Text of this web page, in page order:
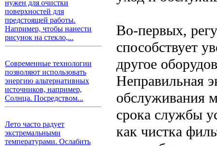
нужен для очистки
поверхностей для
предстоящей работы.
Например, чтобы нанести
рисунок на стекло,...
Современные технологии
позволяют использовать
энергию альтернативных
источников, например,
Солнца. Посредством...
Лето часто радует
экстремальными
температурами. Ослабить
Во-первых,
способствует
другое
Неправильная
обслуживания
срока службы
как чистка